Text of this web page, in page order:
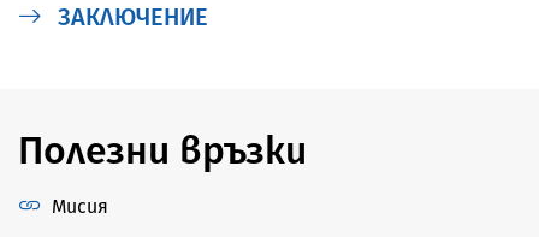
ЗАКЛЮЧЕНИЕ
Полезни връзки
Мисия